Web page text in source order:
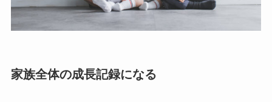
家族全体の成長記録になる